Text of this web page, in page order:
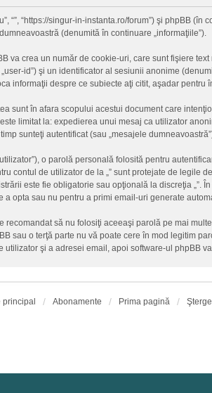
“https://singur-in-instanta.ro/forum”) şi phpBB (în
(denumită în continuare „informaţiile”).
va crea un număr de cookie-uri, care sunt fişiere
id”) şi un identificator al sesiunii anonime
informaţii despre ce subiecte aţi citit, aşadar
sunt în afara scopului acestui document care
limitat la: expedierea unui mesaj ca utilizator
sunteţi autentificat (sau „mesajele
o parolă personală folosită pentru
contul de utilizator de la „” sunt protejate de legile
este fie obligatorie sau opţională la discreţia „”.
opta sau nu pentru a primi email-uri generate
să nu folosiţi aceeaşi parolă pe mai
sau o terţă parte nu vă poate cere în mod legitim
şi a adresei email, apoi software-ul phpBB
principal Abonamente Prima pagină